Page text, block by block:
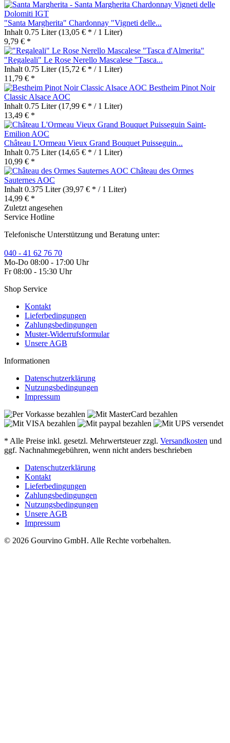
"Santa Margherita" Chardonnay "Vigneti delle...
Inhalt 0.75 Liter(13,05 € * / 1 Liter)
9,79 € *
"Regaleali" Le Rose Nerello Mascalese "Tasca...
Inhalt 0.75 Liter(15,72 € * / 1 Liter)
11,79 € *
Bestheim Pinot Noir
Classic Alsace AOC
Inhalt 0.75 Liter(17,99 € * / 1 Liter)
13,49 € *
Château L'Ormeau Vieux Grand Bouquet Puisseguin...
Inhalt 0.75 Liter(14,65 € * / 1 Liter)
10,99 € *
Château des Ormes
Sauternes AOC
Inhalt 0.375 Liter(39,97 € * / 1 Liter)
14,99 € *
Zuletzt angesehen
Service Hotline
Telefonische Unterstützung und Beratung unter:
040 - 41 62 76 70
Mo-Do 08:00 - 17:00 Uhr
Fr 08:00 - 15:30 Uhr
Shop Service
Kontakt
Lieferbedingungen
Zahlungsbedingungen
Muster-Widerrufsformular
Unsere AGB
Informationen
Datenschutzerklärung
Nutzungsbedingungen
Impressum
* Alle Preise inkl. gesetzl. Mehrwertsteuer zzgl. Versandkosten und
ggf. Nachnahmegebühren, wenn nicht anders beschrieben
Datenschutzerklärung
Kontakt
Lieferbedingungen
Zahlungsbedingungen
Nutzungsbedingungen
Unsere AGB
Impressum
© 2026 Gourvino GmbH. Alle Rechte vorbehalten.